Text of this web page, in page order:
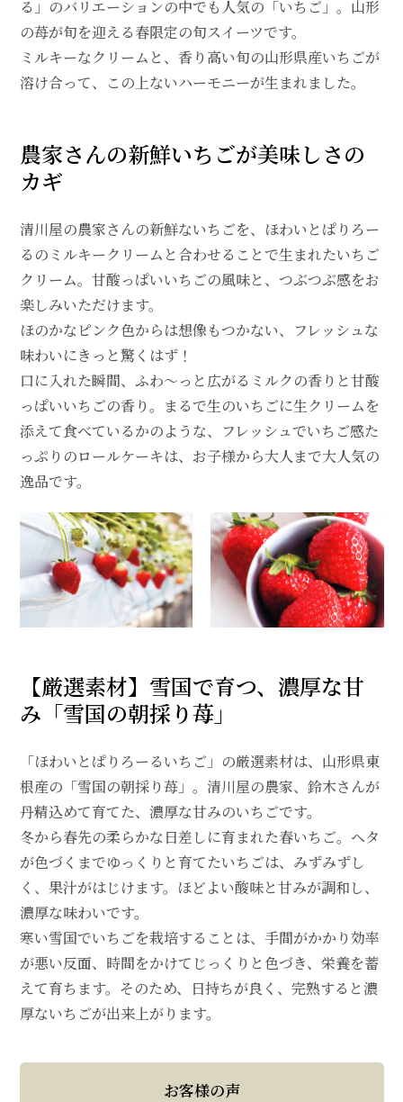
る」のバリエーションの中でも人気の「いちご」。山形
の苺が旬を迎える春限定の旬スイーツです。
ミルキーなクリームと、香り高い旬の山形県産いちごが
溶け合って、この上ないハーモニーが生まれました。
農家さんの新鮮いちごが美味しさの
カギ
清川屋の農家さんの新鮮ないちごを、ほわいとぱりろー
るのミルキークリームと合わせることで生まれたいちご
クリーム。甘酸っぱいいちごの風味と、つぶつぶ感をお
楽しみいただけます。
ほのかなピンク色からは想像もつかない、フレッシュな
味わいにきっと驚くはず！
口に入れた瞬間、ふわ～っと広がるミルクの香りと甘酸
っぱいいちごの香り。まるで生のいちごに生クリームを
添えて食べているかのような、フレッシュでいちご感た
っぷりのロールケーキは、お子様から大人まで大人気の
逸品です。
【厳選素材】雪国で育つ、濃厚な甘
み「雪国の朝採り苺」
「ほわいとぱりろーるいちご」の厳選素材は、山形県東
根産の「雪国の朝採り苺」。清川屋の農家、鈴木さんが
丹精込めて育てた、濃厚な甘みのいちごです。
冬から春先の柔らかな日差しに育まれた春いちご。ヘタ
が色づくまでゆっくりと育てたいちごは、みずみずし
く、果汁がはじけます。ほどよい酸味と甘みが調和し、
濃厚な味わいです。
寒い雪国でいちごを栽培することは、手間がかかり効率
が悪い反面、時間をかけてじっくりと色づき、栄養を蓄
えて育ちます。そのため、日持ちが良く、完熟すると濃
厚ないちごが出来上がります。
お客様の声